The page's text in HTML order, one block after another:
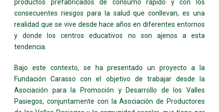
productos prefabricados de consumo rápido y con los
consecuentes riesgos para la salud que conllevan, es una
realidad que se vive desde hace años en diferentes entornos
y donde los centros educativos no son ajenos a esta
tendencia.
Bajo este contexto, se ha presentado un proyecto a la
Fundación Carasso con el objetivo de trabajar desde la
Asociación para la Promoción y Desarrollo de los Valles
Pasiegos, conjuntamente con la Asociación de Productores